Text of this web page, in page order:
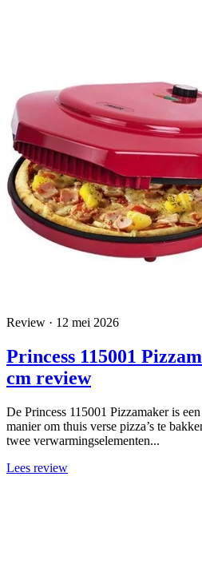
Review · 12 mei 2026
Princess 115001
cm review
De Princess 115001 Pizzamaker is
manier om thuis verse pizza’s te
twee verwarmingselementen...
Lees review